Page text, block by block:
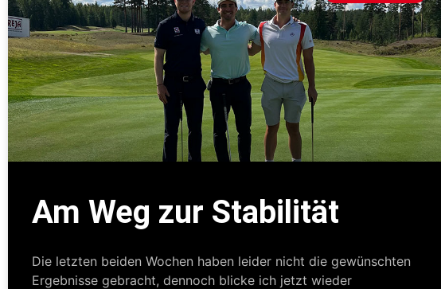
Am Weg zur Stabilität
Die letzten beiden Wochen haben leider nicht die gewünschten
Ergebnisse gebracht, dennoch blicke ich jetzt wieder